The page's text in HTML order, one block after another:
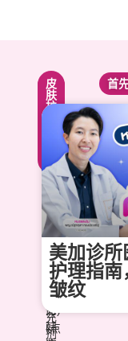
面
部
轮
目
肉
毒
杆
(玻
尿
酸)
填
充
剂
紧
致
提
三
代
海
芙
音
波
(超
声
刀)
韩
皮
肤
护
美
白
针
祛
痘
疤
针
维
他
命
(点
首
美加诊所
护理指
皱纹